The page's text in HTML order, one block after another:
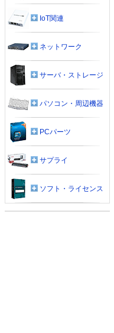
IoT関連
ネットワーク
サーバ・ストレージ
パソコン・周辺機器
PCパーツ
サプライ
ソフト・ライセンス